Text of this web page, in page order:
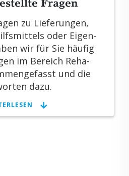
Fra­gen
zu Lie­fe­run­gen,
oder Ei­gen­
wir für Sie häu­fig
im Be­reich Re­ha­
und die
dazu.